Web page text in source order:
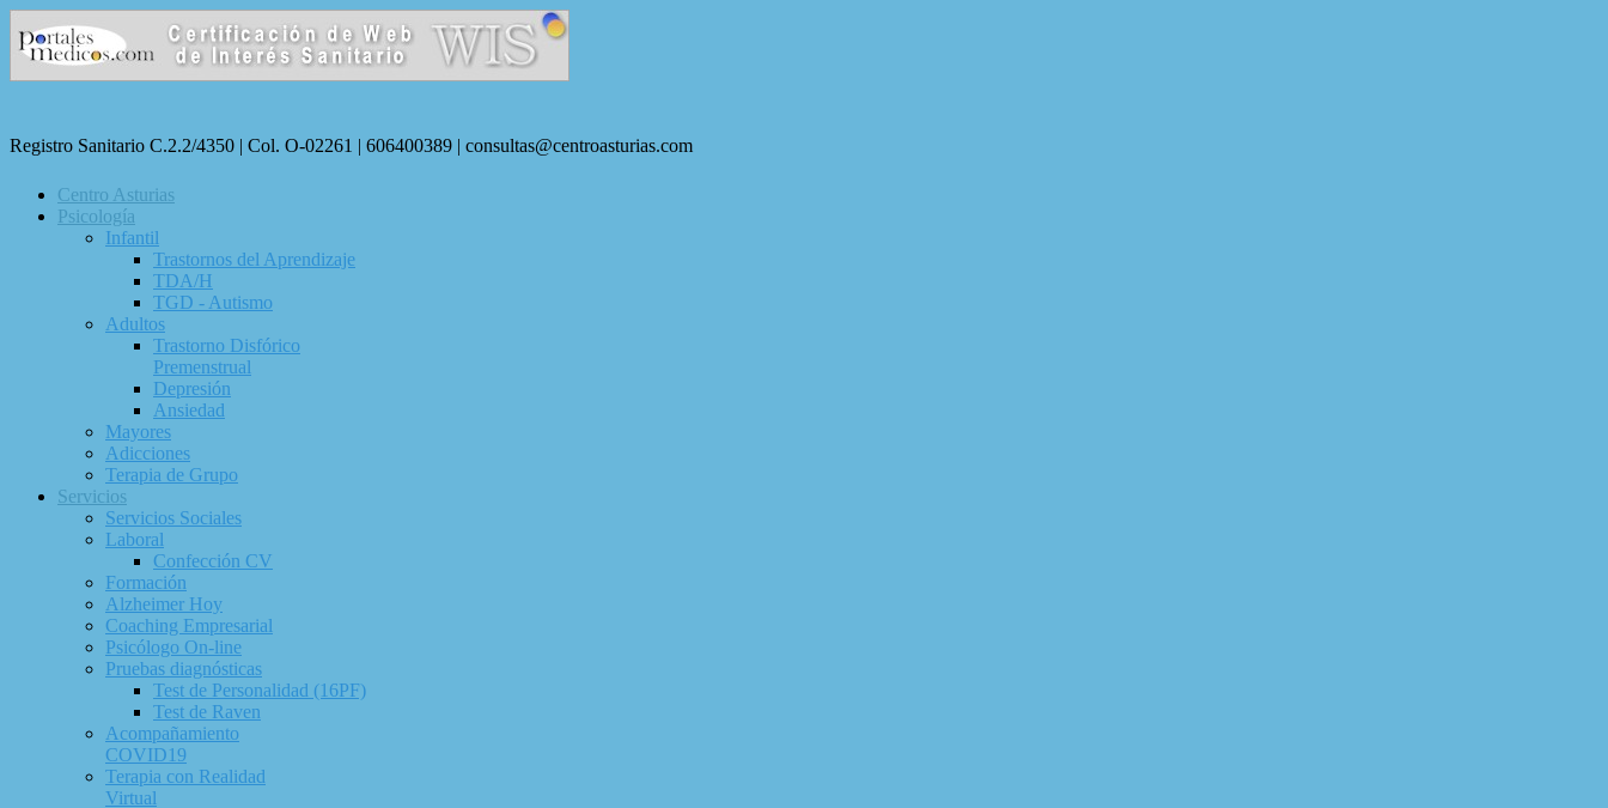
Registro Sanitario C.2.2/4350 | Col. O-02261 | 606400389 | consultas@centroasturias.com
Centro Asturias
Psicología
Infantil
Trastornos del Aprendizaje
TDA/H
TGD - Autismo
Adultos
Trastorno Disfórico
Premenstrual
Depresión
Ansiedad
Mayores
Adicciones
Terapia de Grupo
Servicios
Servicios Sociales
Laboral
Confección CV
Formación
Alzheimer Hoy
Coaching Empresarial
Psicólogo On-line
Pruebas diagnósticas
Test de Personalidad (16PF)
Test de Raven
Acompañamiento
COVID19
Terapia con Realidad
Virtual